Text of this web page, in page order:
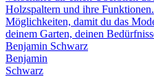
Holzspaltern und ihre
Möglichkeiten, damit du das
deinem Garten, deinen
Benjamin Schwarz
Benjamin
Schwarz